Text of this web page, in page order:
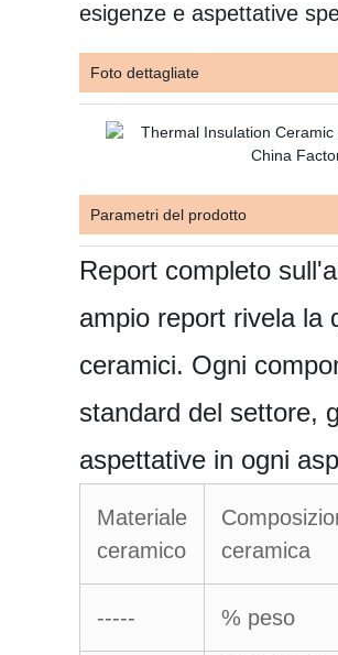
esigenze e aspettative
Foto dettagliate
Parametri del prodotto
Report completo
ampio report rivela la
ceramici. Ogni
standard del settore,
aspettative in ogni
Materiale
ceramico
ceramica
----- % peso